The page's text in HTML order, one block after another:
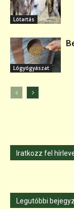
Lótartás
Lógyógyászat
Iratkozz fel
Legutóbbi